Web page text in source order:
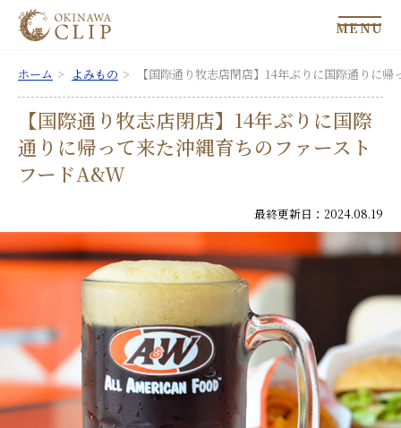
MENU
ホーム よみもの 【国際通り牧志店閉店】14年ぶりに国際通りに
【国際通り牧志店閉店】14年ぶりに国際
通りに帰って来た沖縄育ちのファースト
フードA&W
最終更新日：2024.08.19